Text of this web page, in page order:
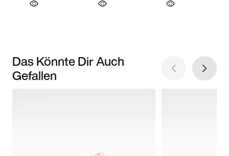
Das Könnte Dir Auch
Gefallen